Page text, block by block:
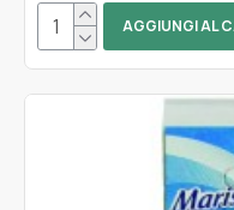
AGGIUNGI AL